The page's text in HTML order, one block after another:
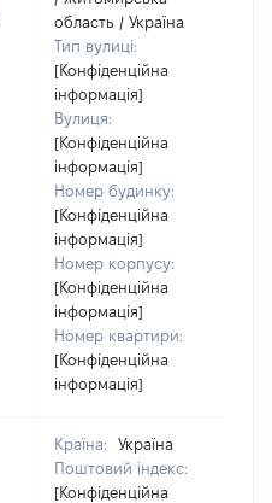
область / Україна
Тип вулиці:
[Конфіденційна
інформація]
Вулиця:
[Конфіденційна
інформація]
Номер будинку:
[Конфіденційна
інформація]
Номер корпусу:
[Конфіденційна
інформація]
Номер квартири:
[Конфіденційна
інформація]
Країна:
Україна
Поштовий індекс:
[Конфіденційна